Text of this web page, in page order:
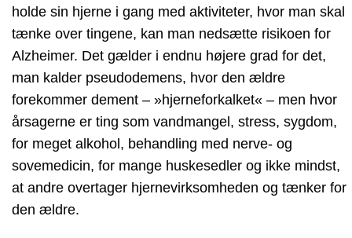
holde sin hjerne i gang med aktiviteter, hvor man skal
tænke over tingene, kan man nedsætte risikoen for
Alzheimer. Det gælder i endnu højere grad for det,
man kalder pseudodemens, hvor den ældre
forekommer dement – »hjerneforkalket« – men hvor
årsagerne er ting som vandmangel, stress, sygdom,
for meget alkohol, behandling med nerve- og
sovemedicin, for mange huskesedler og ikke mindst,
at andre overtager hjernevirksomheden og tænker for
den ældre.